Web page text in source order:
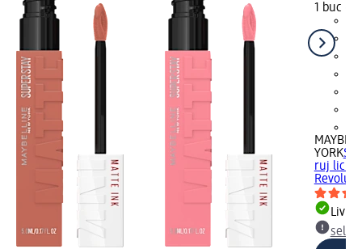
1 buc
YORK
ruj lichid